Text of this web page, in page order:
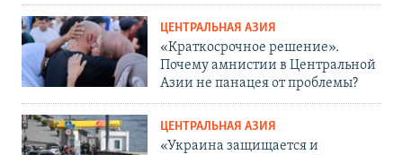
ЦЕНТРАЛЬНАЯ АЗИЯ
«Краткосрочное решение».
Почему амнистии в Центральной
Азии не панацея от проблемы?
ЦЕНТРАЛЬНАЯ АЗИЯ
«Украина защищается и